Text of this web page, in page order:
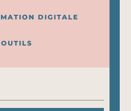
DIGITALE
OUTILS